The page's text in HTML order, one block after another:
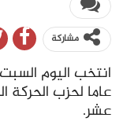
مشاركة
انتخب اليوم
عاما لحزب الحركة
عشر.